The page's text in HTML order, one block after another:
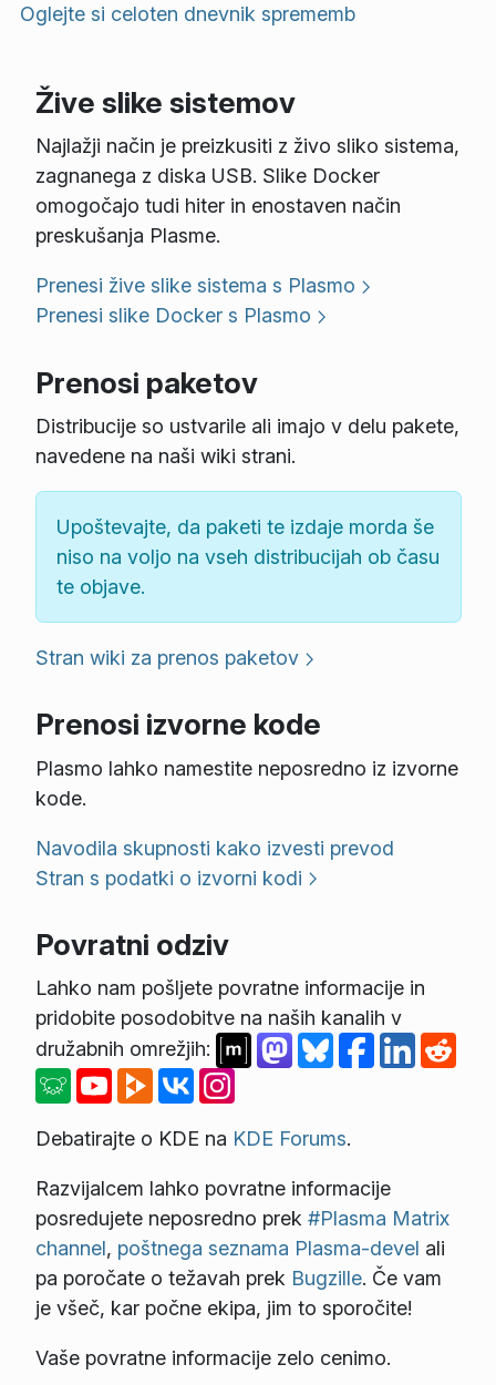
Oglejte si celoten dnevnik sprememb
Žive slike sistemov
Najlažji način je preizkusiti z živo sliko sistema,
zagnanega z diska USB. Slike Docker
omogočajo tudi hiter in enostaven način
preskušanja Plasme.
Prenesi žive slike sistema s Plasmo
Prenesi slike Docker s Plasmo
Prenosi paketov
Distribucije so ustvarile ali imajo v delu pakete,
navedene na naši wiki strani.
Upoštevajte, da paketi te izdaje morda še
niso na voljo na vseh distribucijah ob času
te objave.
Stran wiki za prenos paketov
Prenosi izvorne kode
Plasmo lahko namestite neposredno iz izvorne
kode.
Navodila skupnosti kako izvesti prevod
Stran s podatki o izvorni kodi
Povratni odziv
Lahko nam pošljete povratne informacije in
pridobite posodobitve na naših kanalih v
družabnih omrežjih:
Debatirajte o KDE na KDE Forums.
Razvijalcem lahko povratne informacije
posredujete neposredno prek #Plasma Matrix
channel, poštnega seznama Plasma-devel ali
pa poročate o težavah prek Bugzille. Če vam
je všeč, kar počne ekipa, jim to sporočite!
Vaše povratne informacije zelo cenimo.